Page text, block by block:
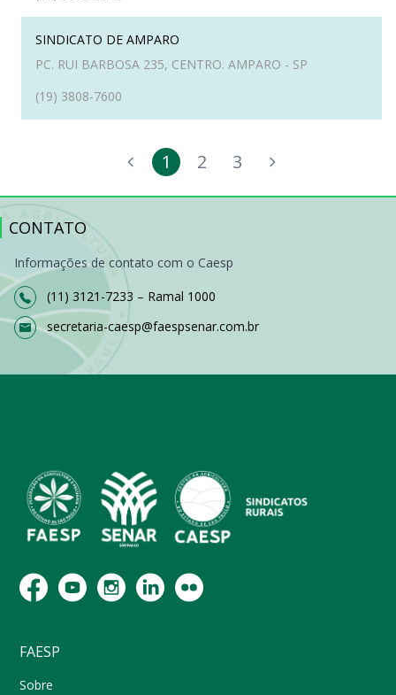
SINDICATO DE AMPARO
PC. RUI BARBOSA 235, CENTRO. AMPARO - SP
(19) 3808-7600
1 2 3
CONTATO
Informações de contato com o Caesp
(11) 3121-7233 – Ramal 1000
secretaria-caesp@faespsenar.com.br
FAESP
Sobre